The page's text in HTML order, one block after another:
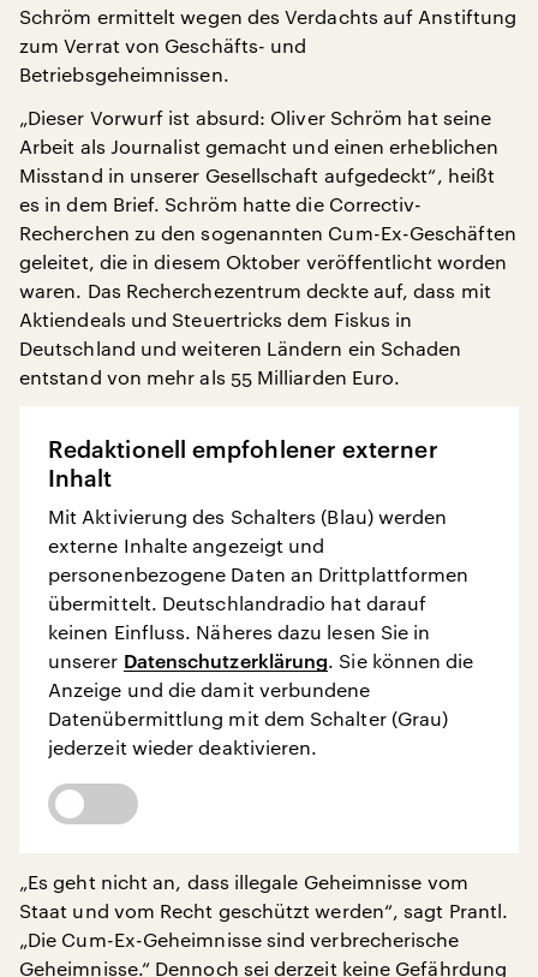
Schröm ermittelt wegen des Verdachts auf Anstiftung
zum Verrat von Geschäfts- und
Betriebsgeheimnissen.
„Dieser Vorwurf ist absurd: Oliver Schröm hat seine
Arbeit als Journalist gemacht und einen erheblichen
Misstand in unserer Gesellschaft aufgedeckt“, heißt
es in dem Brief. Schröm hatte die Correctiv-
Recherchen zu den sogenannten Cum-Ex-Geschäften
geleitet, die in diesem Oktober veröffentlicht worden
waren. Das Recherchezentrum deckte auf, dass mit
Aktiendeals und Steuertricks dem Fiskus in
Deutschland und weiteren Ländern ein Schaden
entstand von mehr als 55 Milliarden Euro.
Redaktionell empfohlener externer
Inhalt
Mit Aktivierung des Schalters (Blau) werden
externe Inhalte angezeigt und
personenbezogene Daten an Drittplattformen
übermittelt. Deutschlandradio hat darauf
keinen Einfluss. Näheres dazu lesen Sie in
unserer Datenschutzerklärung. Sie können die
Anzeige und die damit verbundene
Datenübermittlung mit dem Schalter (Grau)
jederzeit wieder deaktivieren.
„Es geht nicht an, dass illegale Geheimnisse vom
Staat und vom Recht geschützt werden“, sagt Prantl.
„Die Cum-Ex-Geheimnisse sind verbrecherische
Geheimnisse.“ Dennoch sei derzeit keine Gefährdung